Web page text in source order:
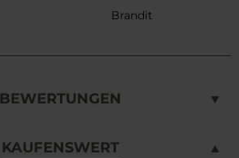
Brandit
BEWERTUNGEN
KAUFENSWERT